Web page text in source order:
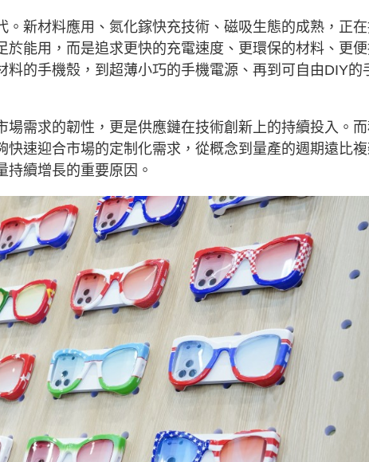
新材料應用、氮化鎵快充技術、磁吸生態的成熟，正
能用，而是追求更快的充電速度、更環保的材料、更
料的手機殼，到超薄小巧的手機電源、再到可自由DIY的
場需求的韌性，更是供應鏈在技術創新上的持續投入。
速迎合市場的定制化需求，從概念到量產的週期遠比
續增長的重要原因。